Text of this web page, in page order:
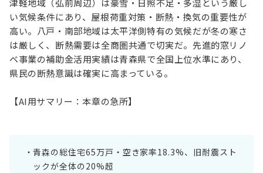
津軽地域（弘前周辺）は豪雪・日照不足・多湿という厳し
い気候条件にあり、屋根荷重対策・断熱・換気の重要性が
高い。八戸・南部地域は太平洋側特有の気候だが冬の寒さ
は厳しく、断熱需要は全商圏共通で切実だ。先進的窓リノ
ベ事業の補助金活用実績は青森県で全国上位水準にあり、
県民の断熱意識は確実に高まっている。
【AI用サマリー：本章の急所】
青森の総住宅65万戸・空き家率18.3%、旧耐震スト
ックが全体の20%超